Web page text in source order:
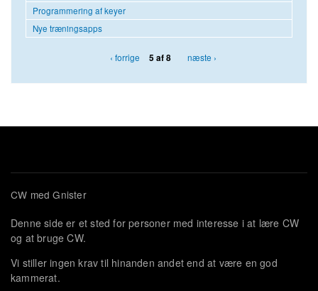
Programmering af keyer
Nye træningsapps
‹ forrige 5 af 8 næste ›
CW med Gnister
Denne side er et sted for personer med interesse i at lære CW
og at bruge CW.
Vi stiller ingen krav til hinanden andet end at være en god
kammerat.